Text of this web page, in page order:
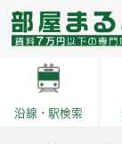
沿線・駅検索